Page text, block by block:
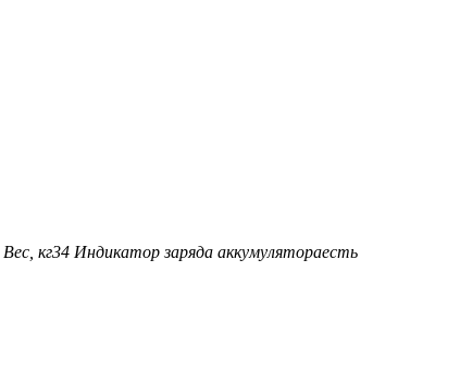
Вес, кг34 Индикатор заряда аккумулятораесть